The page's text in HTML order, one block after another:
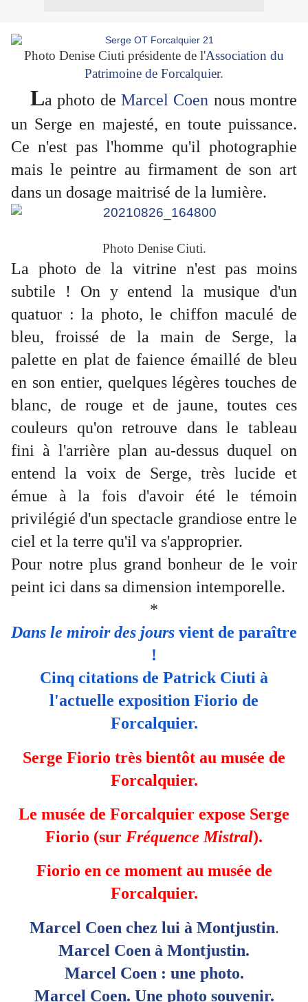
Photo Denise Ciuti présidente de l'Association du
Patrimoine de Forcalquier.
La photo de Marcel Coen nous montre
un Serge en majesté, en toute puissance.
Ce n'est pas l'homme qu'il photographie
mais le peintre au firmament de son art
dans un dosage maitrisé de la lumière.
Photo Denise Ciuti.
La photo de la vitrine n'est pas moins
subtile ! On y entend la musique d'un
quatuor : la photo, le chiffon maculé de
bleu, froissé de la main de Serge, la
palette en plat de faience émaillé de bleu
en son entier, quelques légères touches de
blanc, de rouge et de jaune, toutes ces
couleurs qu'on retrouve dans le tableau
fini à l'arrière plan au-dessus duquel on
entend la voix de Serge, très lucide et
émue à la fois d'avoir été le témoin
privilégié d'un spectacle grandiose entre le
ciel et la terre qu'il va s'approprier.
Pour notre plus grand bonheur de le voir
peint ici dans sa dimension intemporelle.
*
Dans le miroir des jours vient de paraître
!
Cinq citations de Patrick Ciuti à
l'actuelle exposition Fiorio de
Forcalquier.
Serge Fiorio très bientôt au musée de
Forcalquier.
Le musée de Forcalquier expose Serge
Fiorio (sur Fréquence Mistral).
Fiorio en ce moment au musée de
Forcalquier.
Marcel Coen chez lui à Montjustin.
Marcel Coen à Montjustin.
Marcel Coen : une photo.
Marcel Coen. Une photo souvenir.